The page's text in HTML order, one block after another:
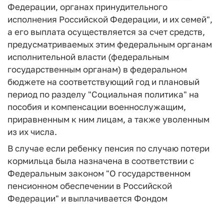
Федерации, органах принудительного
исполнения Российской Федерации, и их семей",
а его выплата осуществляется за счет средств,
предусматриваемых этим федеральным органам
исполнительной власти (федеральным
государственным органам) в федеральном
бюджете на соответствующий год и плановый
период по разделу "Социальная политика" на
пособия и компенсации военнослужащим,
приравненным к ним лицам, а также уволенным
из их числа.
В случае если ребенку пенсия по случаю потери
кормильца была назначена в соответствии с
Федеральным законом "О государственном
пенсионном обеспечении в Российской
Федерации" и выплачивается Фондом